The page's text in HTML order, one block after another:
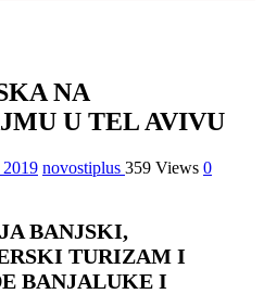
NA
U TEL AVIVU
2019 novostiplus 359 Views 0
BANJSKI,
TURIZAM I
BANJALUKE I